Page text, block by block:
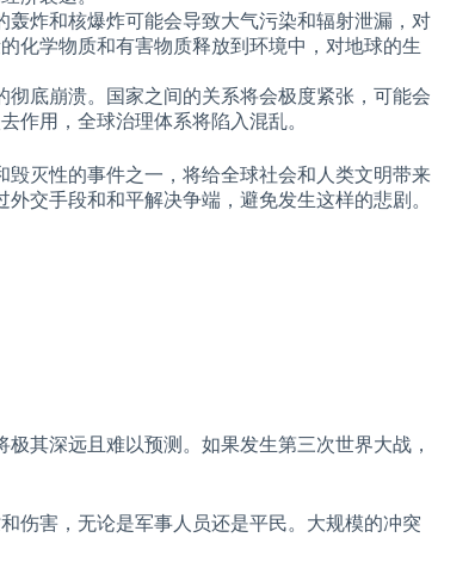
轰炸和核爆炸可能会导致大气污染和辐射泄漏，对
化学物质和有害物质释放到环境中，对地球的生
底崩溃。国家之间的关系将会极度紧张，可能会
作用，全球治理体系将陷入混乱。
灭性的事件之一，将给全球社会和人类文明带来
交手段和和平解决争端，避免发生这样的悲剧。
其深远且难以预测。如果发生第三次世界大战，
伤害，无论是军事人员还是平民。大规模的冲突